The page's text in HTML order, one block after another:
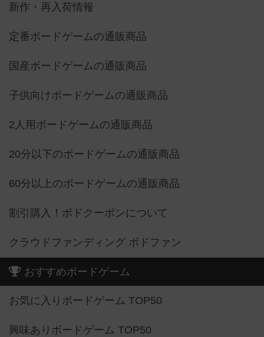
新作・再入荷情報
定番ボードゲームの通販商品
国産ボードゲームの通販商品
子供向けボードゲームの通販商品
2人用ボードゲームの通販商品
20分以下のボードゲームの通販商品
60分以上のボードゲームの通販商品
割引購入！ボドクーポンについて
クラウドファンディング ボドファン
おすすめボードゲーム
お気に入りボードゲーム TOP50
興味ありボードゲーム TOP50